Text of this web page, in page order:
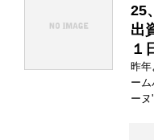
25
出
１
昨年
ー
ーヌ